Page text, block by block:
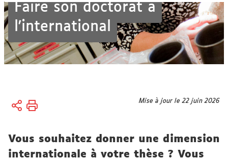
Faire son doctorat à
l'international
Vous
Accueil
Études
doctorales
Mise à jour le 22 juin 2026
Vous souhaitez donner une dimension
internationale à votre thèse ? Vous